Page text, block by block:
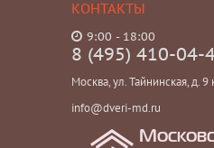
КОНТАКТЫ
9:00 - 18:00
8 (495) 410-04-
Москва, ул. Тайнинская, д.
info@dveri-md.ru